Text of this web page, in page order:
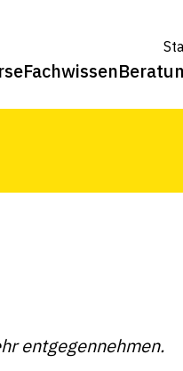
Fachwissen
entgegennehmen.